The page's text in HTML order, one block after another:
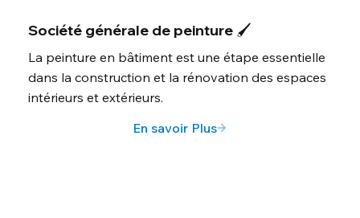
Société générale de peinture 🖌️
La peinture en bâtiment est une étape essentielle
dans la construction et la rénovation des espaces
intérieurs et extérieurs.
En savoir Plus